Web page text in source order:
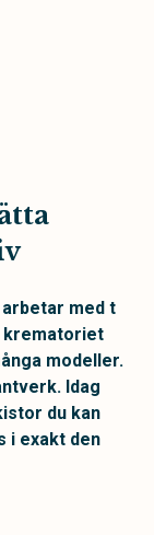
med t
krematoriet
modeller.
Idag
du kan
i exakt den